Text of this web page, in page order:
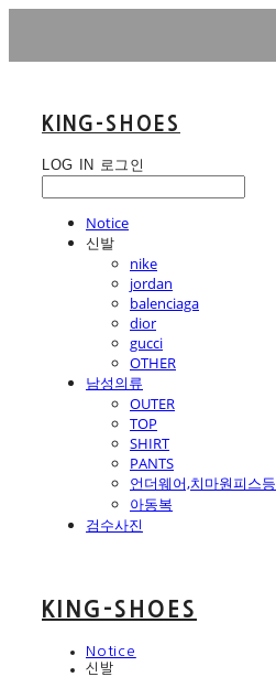
KING-SHOES
LOG IN 로그인
Notice
신발
nike
jordan
balenciaga
dior
gucci
OTHER
남성의류
OUTER
TOP
SHIRT
PANTS
언더웨어,치마원피스등
아동복
검수사진
KING-SHOES
Notice
신발